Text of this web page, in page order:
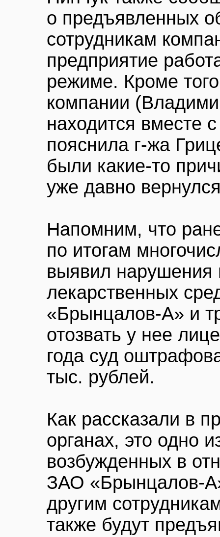
о предъявленных
сотрудникам
предприятие
режиме. Кроме
компании
находится вместе
пояснила г-жа
были какие-то
уже давно
Напомним, что
по итогам
выявил нарушения
лекарственных
«Брынцалов-А» и
отозвать у нее
года суд
тыс. рублей.
Как рассказали в
органах, это одно
возбужденных в
ЗАО «Брынцалов-
другим
также будут